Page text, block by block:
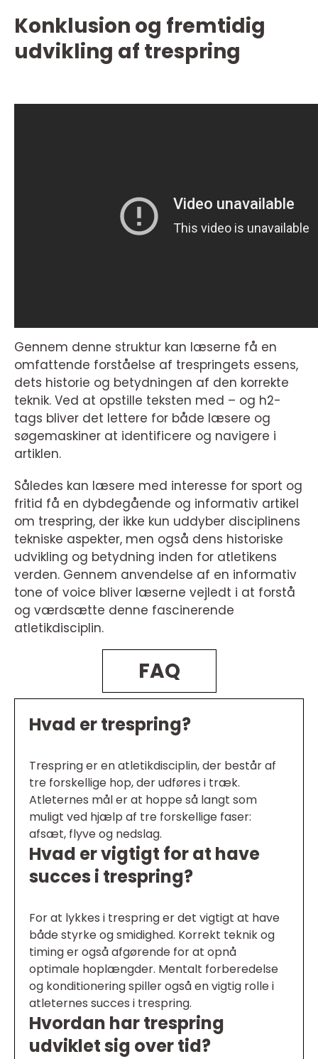
Konklusion og fremtidig
udvikling af trespring
Gennem denne struktur kan læserne få en
omfattende forståelse af trespringets essens,
dets historie og betydningen af den korrekte
teknik. Ved at opstille teksten med – og h2-
tags bliver det lettere for både læsere og
søgemaskiner at identificere og navigere i
artiklen.
Således kan læsere med interesse for sport og
fritid få en dybdegående og informativ artikel
om trespring, der ikke kun uddyber disciplinens
tekniske aspekter, men også dens historiske
udvikling og betydning inden for atletikens
verden. Gennem anvendelse af en informativ
tone of voice bliver læserne vejledt i at forstå
og værdsætte denne fascinerende
atletikdisciplin.
FAQ
Hvad er trespring?
Trespring er en atletikdisciplin, der består af
tre forskellige hop, der udføres i træk.
Atleternes mål er at hoppe så langt som
muligt ved hjælp af tre forskellige faser:
afsæt, flyve og nedslag.
Hvad er vigtigt for at have
succes i trespring?
For at lykkes i trespring er det vigtigt at have
både styrke og smidighed. Korrekt teknik og
timing er også afgørende for at opnå
optimale hoplængder. Mentalt forberedelse
og konditionering spiller også en vigtig rolle i
atleternes succes i trespring.
Hvordan har trespring
udviklet sig over tid?